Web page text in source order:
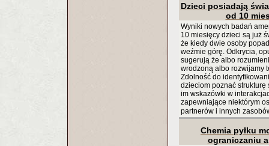
Dzieci posiadają
od 10
Wyniki nowych badań
10 miesięcy dzieci są już
że kiedy dwie osoby
weźmie górę. Odkrycia,
sugerują że albo
wrodzoną albo rozwijamy
Zdolność do
dzieciom poznać strukturę
im wskazówki w
zapewniające niektórym
partnerów i innych
Chemia pyłku
ograniczaniu